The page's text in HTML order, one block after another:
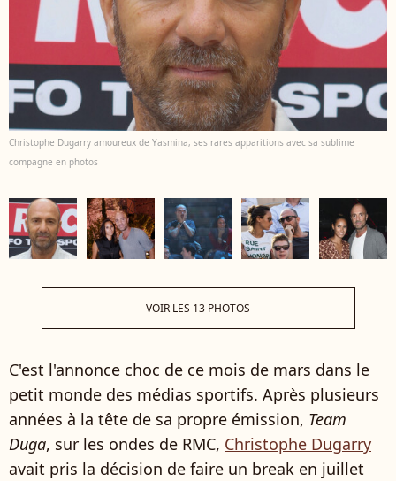
Christophe Dugarry amoureux de Yasmina, ses rares apparitions avec sa sublime
compagne en photos
VOIR LES 13 PHOTOS
C'est l'annonce choc de ce mois de mars dans le
petit monde des médias sportifs. Après plusieurs
années à la tête de sa propre émission, Team
Duga, sur les ondes de RMC, Christophe Dugarry
avait pris la décision de faire un break en juillet